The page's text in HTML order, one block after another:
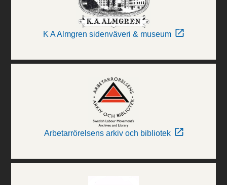
K A Almgren sidenväveri & museum
Arbetarrörelsens arkiv och bibliotek